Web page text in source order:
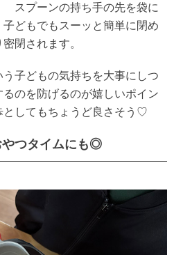
スプーンの持ち手の先を袋に
どもでもスーッと簡単に閉め
閉されます。
う子どもの気持ちを大事にしつ
のを防げるのが嬉しいポイン
としてもちょうど良さそう♡
やつタイムにも◎